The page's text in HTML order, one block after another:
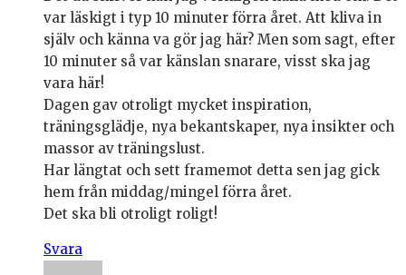
var läskigt i typ 10 minuter förra året. Att kliva in
själv och känna va gör jag här? Men som sagt, efter
10 minuter så var känslan snarare, visst ska jag
vara här!
Dagen gav otroligt mycket inspiration,
träningsglädje, nya bekantskaper, nya insikter och
massor av träningslust.
Har längtat och sett framemot detta sen jag gick
hem från middag/mingel förra året.
Det ska bli otroligt roligt!
Svara